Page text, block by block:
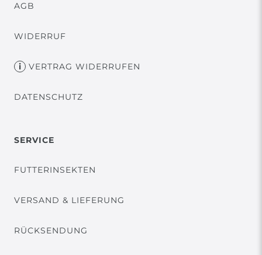
AGB
WIDERRUF
VERTRAG WIDERRUFEN
DATENSCHUTZ
SERVICE
FUTTERINSEKTEN
VERSAND & LIEFERUNG
RÜCKSENDUNG